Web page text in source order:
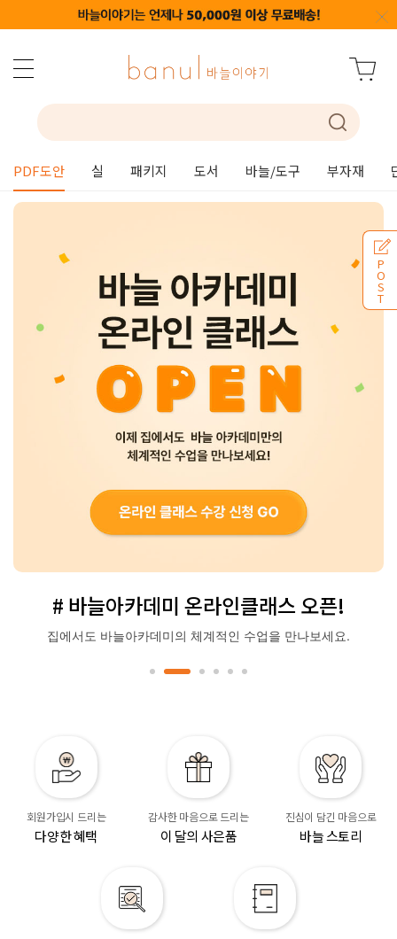
PDF도안 실 패키지 도서 바늘/도구 부자재
P
O
S
T
# 바늘아카데미 온라인클래스 오픈!
집에서도 바늘아카데미의 체계적인 수업을 만나보세요.
회원가입시 드리는
다양한 혜택
감사한 마음으로 드리는
이 달의 사은품
진심이 담긴 마음으로
바늘 스토리